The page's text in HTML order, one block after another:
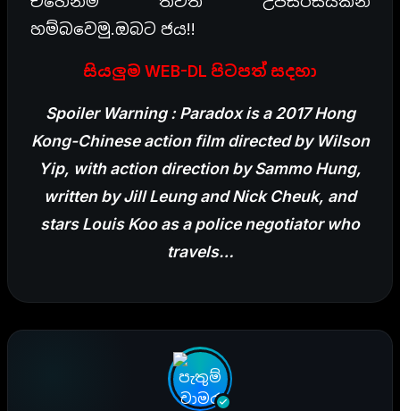
හම්බවෙමු.ඔබට ජය!!
සියලුම WEB-DL පිටපත් සදහා
Spoiler Warning : Paradox is a 2017 Hong
Kong-Chinese action film directed by Wilson
Yip, with action direction by Sammo Hung,
written by Jill Leung and Nick Cheuk, and
stars Louis Koo as a police negotiator who
travels…